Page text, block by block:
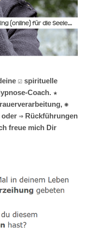
☑️ spirituelle
Coach. ★
✺
⇒ Rückführungen
freue mich Dir